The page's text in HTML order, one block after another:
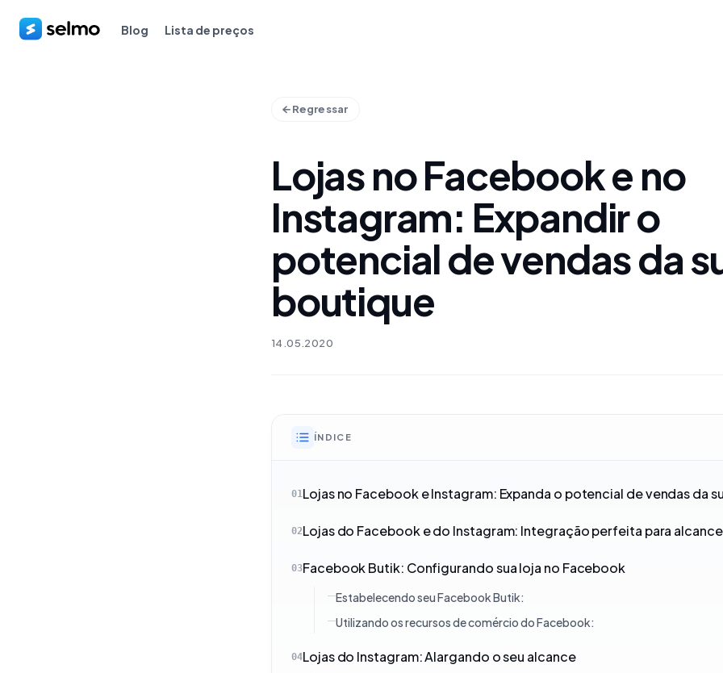
Blog Lista de preços
Regressar
Lojas no Facebook e no
Instagram: Expandir o
potencial de vendas da
boutique
14.05.2020
ÍNDICE
01Lojas no Facebook e Instagram: Expanda o potencial de vendas da
02Lojas do Facebook e do Instagram: Integração perfeita para
03Facebook Butik: Configurando sua loja no Facebook
Estabelecendo seu Facebook Butik:
Utilizando os recursos de comércio do Facebook:
04Lojas do Instagram: Alargando o seu alcance